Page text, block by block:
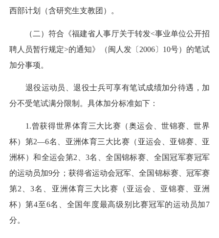
西部计划（含研究生支教团）。
（二）符合《福建省人事厅关于转发<事业单位公开招
聘人员暂行规定>的通知》（闽人发〔2006〕10号）的笔试
加分事项。
退役运动员、退役士兵可享有笔试成绩加分待遇，加
分不受笔试满分限制。具体加分标准如下：
1.曾获得世界体育三大比赛（奥运会、世锦赛、世界
杯）第2—6名、亚洲体育三大比赛（亚运会、亚锦赛、亚
洲杯）和全运会第2、3名、全国锦标赛、全国冠军赛冠军
的运动员加9分；获得省运动会冠军、全国锦标赛、冠军赛
第2、3名、亚洲体育三大比赛（亚运会、亚锦赛、亚洲
杯）第4至6名、全国年度最高级别比赛冠军的运动员加7
分。